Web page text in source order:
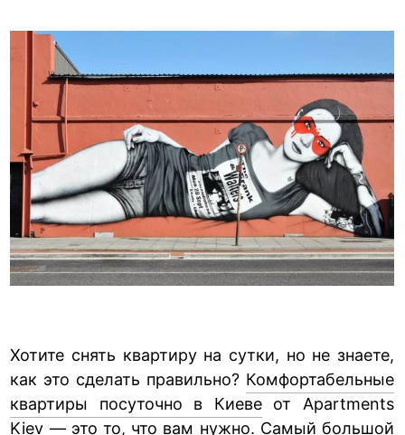
Хотите снять квартиру на сутки, но не знаете,
как это сделать правильно? Комфортабельные
квартиры посуточно в Киевеот Apartments
Kiev — это то, что вам нужно. Самый большой